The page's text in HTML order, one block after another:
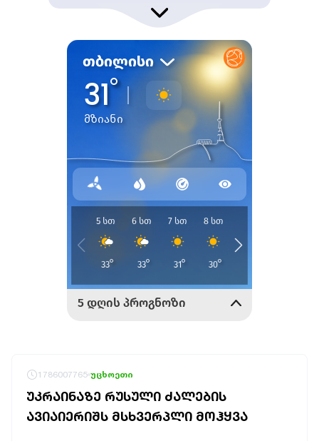
1786007765 უცხოეთი
ᲣᲙᲠᲐᲘᲜᲐᲖᲔ ᲠᲣᲡᲣᲚᲘ ᲫᲐᲚᲔᲑᲘᲡ
ᲐᲕᲘᲐᲘᲔᲠᲘᲨᲡ ᲛᲡᲮᲕᲔᲠᲞᲚᲘ ᲛᲝᲰᲧᲕᲐ